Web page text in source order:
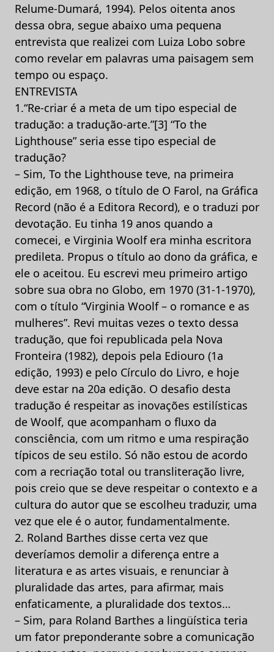
Relume-Dumará, 1994). Pelos oitenta anos
dessa obra, segue abaixo uma pequena
entrevista que realizei com Luiza Lobo sobre
como revelar em palavras uma paisagem sem
tempo ou espaço.
ENTREVISTA
1.“Re-criar é a meta de um tipo especial de
tradução: a tradução-arte.”[3] “To the
Lighthouse” seria esse tipo especial de
tradução?
– Sim, To the Lighthouse teve, na primeira
edição, em 1968, o título de O Farol, na Gráfica
Record (não é a Editora Record), e o traduzi por
devotação. Eu tinha 19 anos quando a
comecei, e Virginia Woolf era minha escritora
predileta. Propus o título ao dono da gráfica, e
ele o aceitou. Eu escrevi meu primeiro artigo
sobre sua obra no Globo, em 1970 (31-1-1970),
com o título “Virginia Woolf – o romance e as
mulheres”. Revi muitas vezes o texto dessa
tradução, que foi republicada pela Nova
Fronteira (1982), depois pela Ediouro (1a
edição, 1993) e pelo Círculo do Livro, e hoje
deve estar na 20a edição. O desafio desta
tradução é respeitar as inovações estilísticas
de Woolf, que acompanham o fluxo da
consciência, com um ritmo e uma respiração
típicos de seu estilo. Só não estou de acordo
com a recriação total ou transliteração livre,
pois creio que se deve respeitar o contexto e a
cultura do autor que se escolheu traduzir, uma
vez que ele é o autor, fundamentalmente.
2. Roland Barthes disse certa vez que
deveríamos demolir a diferença entre a
literatura e as artes visuais, e renunciar à
pluralidade das artes, para afirmar, mais
enfaticamente, a pluralidade dos textos…
– Sim, para Roland Barthes a lingüística teria
um fator preponderante sobre a comunicação